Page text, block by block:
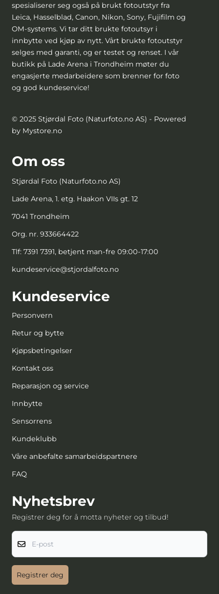
spesialiserer seg også på brukt fotoutstyr fra
Leica, Hasselblad, Canon, Nikon, Sony, Fujifilm og
OM-systems. Vi tar ditt brukte fotoutsyr i
innbytte ved kjøp av nytt. Vårt brukte fotoutstyr
selges med garanti, og er testet og renset. I vår
butikk på Lade Arena i Trondheim møter du
engasjerte medarbeidere som brenner for foto
og god kundeservice!
© 2025 Stjørdal Foto (Naturfoto.no AS) - Powered
by Mystore.no
Om oss
Stjørdal Foto (Naturfoto.no AS)
Lade Arena, 1. etg. Haakon VIIs gt. 12
7041 Trondheim
Org. nr. 933664422
Tlf: 7391 7391, betjent man-fre 09:00-17:00
kundeservice@stjordalfoto.no
Kundeservice
Personvern
Retur og bytte
Kjøpsbetingelser
Kontakt oss
Reparasjon og service
Innbytte
Sensorrens
Kundeklubb
Våre anbefalte samarbeidspartnere
FAQ
Nyhetsbrev
Registrer deg for å motta nyheter og tilbud!
E-post
Registrer deg